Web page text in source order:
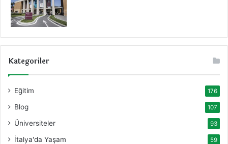
Kategoriler
Eğitim 176
Blog 107
Üniversiteler 93
İtalya'da Yaşam 59